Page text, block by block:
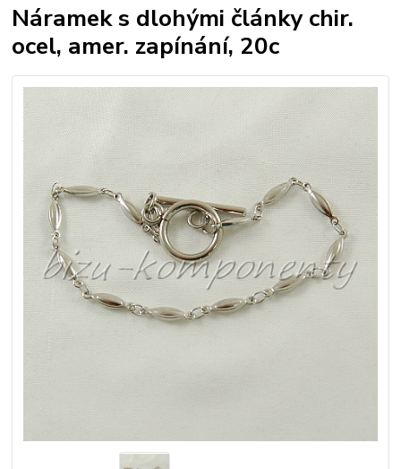
Náramek s dlohými články chir.
ocel, amer. zapínání, 20c